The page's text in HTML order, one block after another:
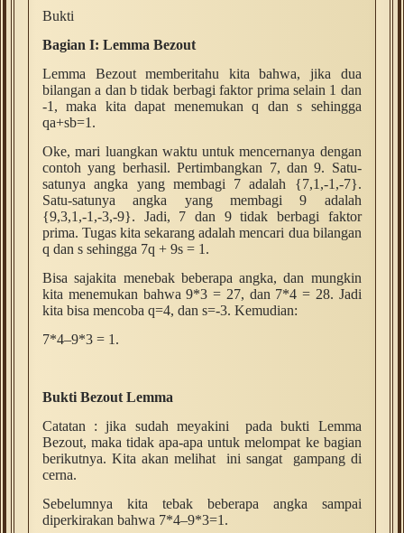
Bukti
Bagian I: Lemma Bezout
Lemma Bezout memberitahu kita bahwa, jika dua
bilangan a dan b tidak berbagi faktor prima selain 1 dan
-1, maka kita dapat menemukan q dan s sehingga
qa+sb=1.
Oke, mari luangkan waktu untuk mencernanya dengan
contoh yang berhasil. Pertimbangkan 7, dan 9. Satu-
satunya angka yang membagi 7 adalah {7,1,-1,-7}.
Satu-satunya angka yang membagi 9 adalah
{9,3,1,-1,-3,-9}. Jadi, 7 dan 9 tidak berbagi faktor
prima. Tugas kita sekarang adalah mencari dua bilangan
q dan s sehingga 7q + 9s = 1.
Bisa sajakita menebak beberapa angka, dan mungkin
kita menemukan bahwa 9*3 = 27, dan 7*4 = 28. Jadi
kita bisa mencoba q=4, dan s=-3. Kemudian:
7*4–9*3 = 1.
Bukti Bezout Lemma
Catatan : jika sudah meyakini pada bukti Lemma
Bezout, maka tidak apa-apa untuk melompat ke bagian
berikutnya. Kita akan melihat ini sangat gampang di
cerna.
Sebelumnya kita tebak beberapa angka sampai
diperkirakan bahwa 7*4–9*3=1.